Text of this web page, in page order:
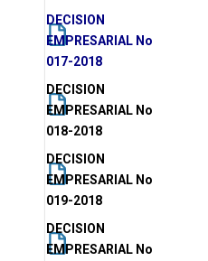
DECISION
EMPRESARIAL No
017-2018
DECISION
EMPRESARIAL No
018-2018
DECISION
EMPRESARIAL No
019-2018
DECISION
EMPRESARIAL No